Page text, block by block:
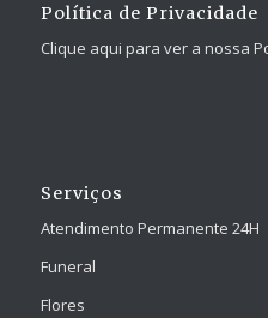
Política de Privacidade
Clique aqui para ver a nossa
Serviços
Atendimento Permanente 24H
Funeral
Flores